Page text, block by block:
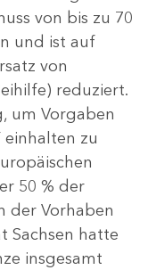
von bis zu 70
und ist auf
von
reduziert.
um Vorgaben
einhalten zu
50 % der
der Vorhaben
Sachsen hatte
insgesamt